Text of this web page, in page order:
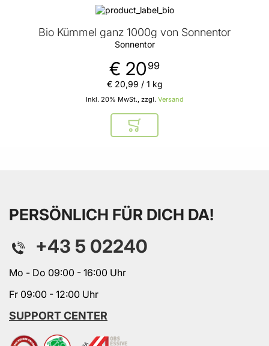
Bio Kümmel ganz 1000g von Sonnentor
Sonnentor
€ 20 99
Inkl. 20% MwSt., zzgl. Versand
€ 20,99 / 1 kg
In den Warenkorb
PERSÖNLICH FÜR DICH DA!
+43 5 02240
Mo - Do 09:00 - 16:00 Uhr
Fr 09:00 - 12:00 Uhr
SUPPORT CENTER